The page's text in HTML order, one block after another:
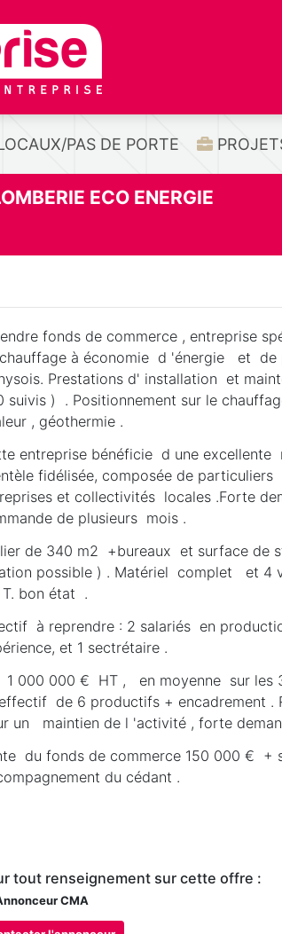
PAS DE PORTE
ECO ENERGIE
fonds de commerce , entreprise
à économie d 'énergie et de
Prestations d' installation et
suivis ) . Positionnement sur le
, géothermie .
entreprise bénéficie d une excellente
fidélisée, composée de
et collectivités locales .Forte
de plusieurs mois .
de 340 m2 +bureaux et surface de
possible ) . Matériel complet et 4
bon état .
à reprendre : 2 salariés en
et 1 sectrétaire .
1 000 000 € HT , en moyenne sur les
de 6 productifs + encadrement .
un maintien de l 'activité , forte
du fonds de commerce 150 000 € +
du cédant .
tout renseignement sur cette offre :
CMA